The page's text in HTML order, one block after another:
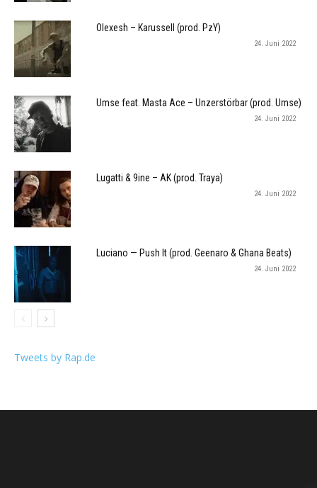
Olexesh – Karussell (prod. PzY)
24. Juni 2022
Umse feat. Masta Ace – Unzerstörbar (prod. Umse)
24. Juni 2022
Lugatti & 9ine – AK (prod. Traya)
24. Juni 2022
Luciano — Push It (prod. Geenaro & Ghana Beats)
24. Juni 2022
Tweets by Rap.de